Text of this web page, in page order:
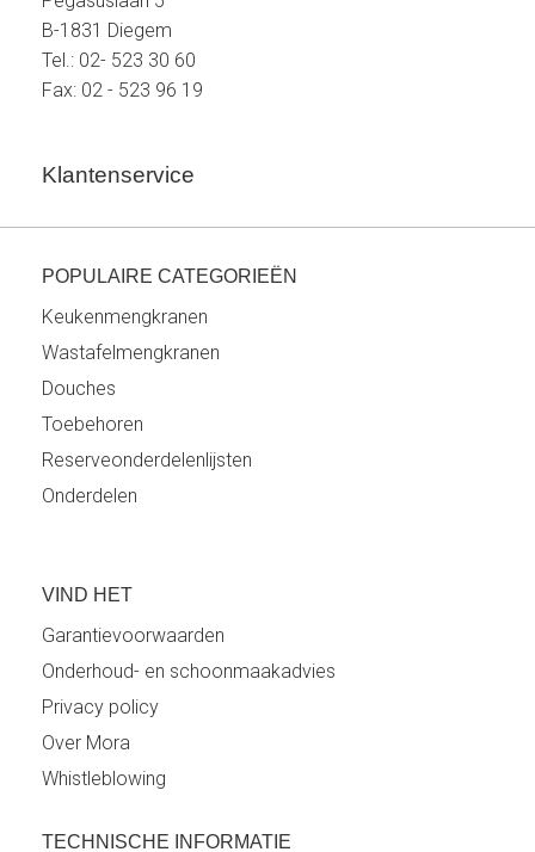
B-1831 Diegem
Tel.: 02- 523 30 60
Fax: 02 - 523 96 19
Klantenservice
POPULAIRE CATEGORIEËN
Keukenmengkranen
Wastafelmengkranen
Douches
Toebehoren
Reserveonderdelenlijsten
Onderdelen
VIND HET
Garantievoorwaarden
Onderhoud- en schoonmaakadvies
Privacy policy
Over Mora
Whistleblowing
TECHNISCHE INFORMATIE